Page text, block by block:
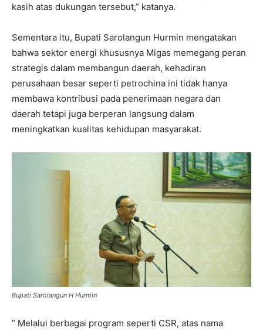
kasih atas dukungan tersebut,” katanya.
Sementara itu, Bupati Sarolangun Hurmin mengatakan
bahwa sektor energi khususnya Migas memegang peran
strategis dalam membangun daerah, kehadiran
perusahaan besar seperti petrochina ini tidak hanya
membawa kontribusi pada penerimaan negara dan
daerah tetapi juga berperan langsung dalam
meningkatkan kualitas kehidupan masyarakat.
Bupati Sarolangun H Hurmin
” Melalui berbagai program seperti CSR, atas nama